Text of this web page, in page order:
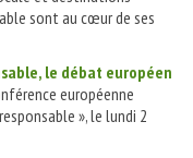
sont au cœur de ses
le débat européen
européenne
», le lundi 2